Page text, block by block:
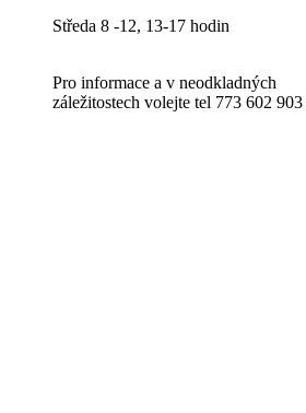
Středa 8 -12, 13-17 hodin
Pro informace a v neodkladných
záležitostech volejte tel 773 602 903